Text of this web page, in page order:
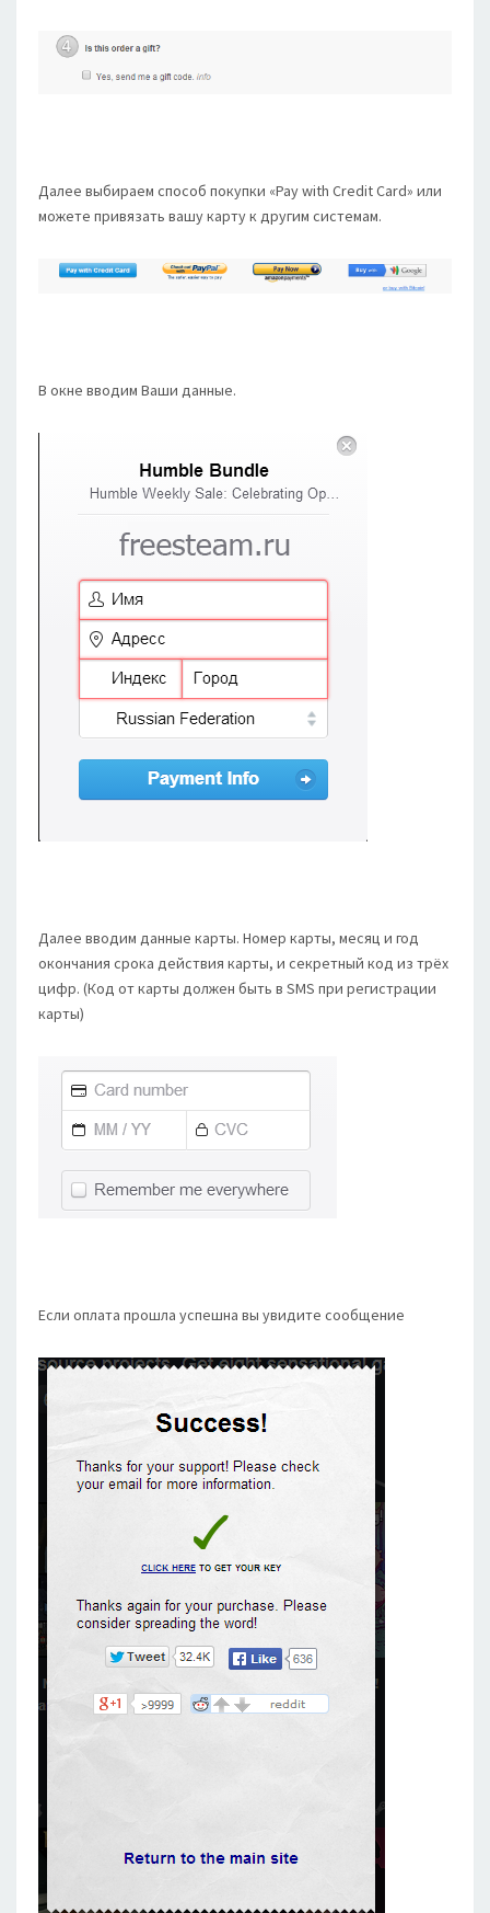
Далее выбираем способ покупки «Pay with Credit Card» или
можете привязать вашу карту к другим системам.
В окне вводим Ваши данные.
Далее вводим данные карты. Номер карты, месяц и год
окончания срока действия карты, и секретный код из трёх
цифр. (Код от карты должен быть в SMS при регистрации
карты)
Если оплата прошла успешна вы увидите сообщение